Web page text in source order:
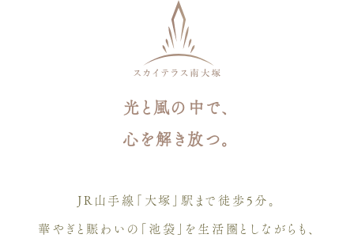
光と風の中で、
心を解き放つ。
JR山手線｢大塚」駅まで徒歩5分。
華やぎと賑わいの「池袋」を生活圏としながらも、